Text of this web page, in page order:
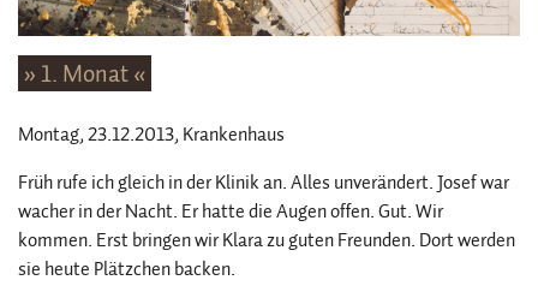
» 1. Monat «
Montag, 23.12.2013, Krankenhaus
Früh rufe ich gleich in der Klinik an. Alles unverändert. Josef war
wacher in der Nacht. Er hatte die Augen offen. Gut. Wir
kommen. Erst bringen wir Klara zu guten Freunden. Dort werden
sie heute Plätzchen backen.